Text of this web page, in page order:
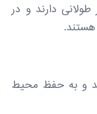
دارند و در
هستند.
و به حفظ محیط